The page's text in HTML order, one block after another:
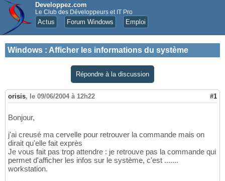
Developpez.com
Le Club des Développeurs et IT Pro
Actus Forum Windows Emploi
Windows : Afficher les informations du système
Répondre à la discussion
orisis, le 09/06/2004 à 12h22 #1
Bonjour,
j'ai creusé ma cervelle pour retrouver la commande mais on
dirait qu'elle fait exprès
Je vous fait pas trop attendre : je retrouve pas la commande qui
permet d'afficher les infos sur le système, c'est .......
workstation.